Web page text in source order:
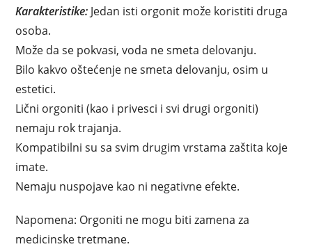
Karakteristike: Jedan isti orgonit može koristiti druga
osoba.
Može da se pokvasi, voda ne smeta delovanju.
Bilo kakvo oštećenje ne smeta delovanju, osim u
estetici.
Lični orgoniti (kao i privesci i svi drugi orgoniti)
nemaju rok trajanja.
Kompatibilni su sa svim drugim vrstama zaštita koje
imate.
Nemaju nuspojave kao ni negativne efekte.
Napomena: Orgoniti ne mogu biti zamena za
medicinske tretmane.